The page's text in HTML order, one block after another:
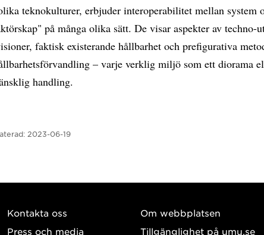
teknokulturer, erbjuder interoperabilitet mellan system
på många olika sätt. De visar aspekter av techno-
faktisk existerande hållbarhet och prefigurativa
– varje verklig miljö som ett diorama
handling.
2023-06-19
Kontakta oss
Press och media
Om webbplatsen
Tillgänglighet på umu.se